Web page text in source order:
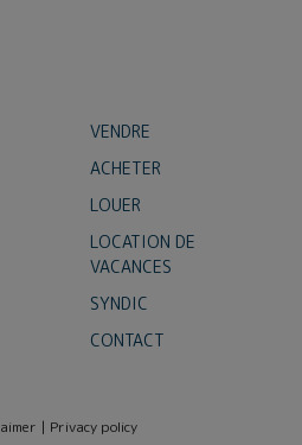
VENDRE
ACHETER
LOUER
LOCATION DE
VACANCES
SYNDIC
CONTACT
| Privacy policy